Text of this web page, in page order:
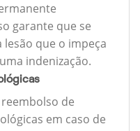
garante que se
que o impeça
indenização.
de
em caso de